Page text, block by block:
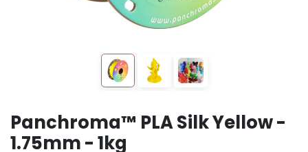
Panchroma™ PLA Silk Yellow -
1.75mm - 1kg